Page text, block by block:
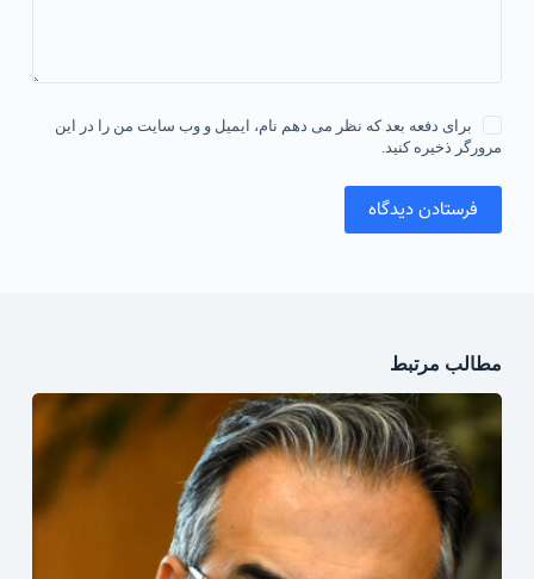
برای دفعه بعد که نظر می دهم نام، ایمیل و وب سایت من را در این
مرورگر ذخیره کنید.
فرستادن دیدگاه
مطالب مرتبط